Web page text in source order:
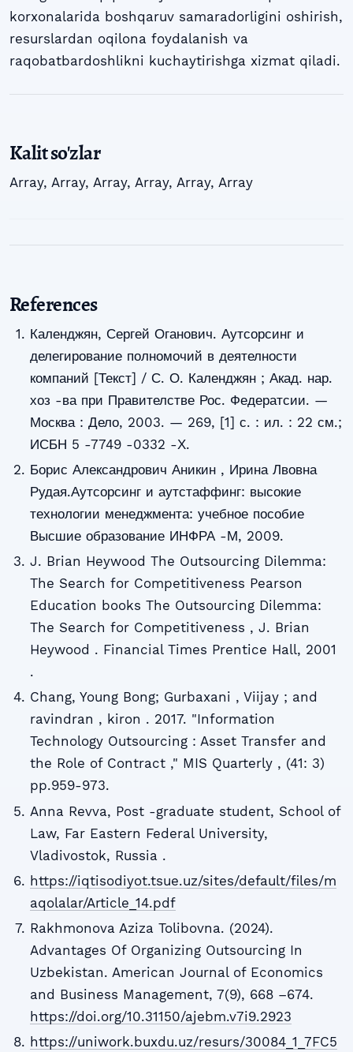
korxonalarida boshqaruv samaradorligini oshirish,
resurslardan oqilona foydalanish va
raqobatbardoshlikni kuchaytirishga xizmat qiladi.
Kalit so'zlar
Array, Array, Array, Array, Array, Array
References
Календжян, Сергей Оганович. Аутсорсинг и
делегирование полномочий в деятелности
компаний [Текст] / С. О. Календжян ; Акад. нар.
хоз -ва при Правителстве Рос. Федератсии. —
Москва : Дело, 2003. — 269, [1] с. : ил. : 22 см.;
ИСБН 5 -7749 -0332 -Х.
Борис Александрович Аникин , Ирина Лвовна
Рудая.Аутсорсинг и аутстаффинг: высокие
технологии менеджмента: учебное пособие
Высшие образование ИНФРА -М, 2009.
J. Brian Heywood The Outsourcing Dilemma:
The Search for Competitiveness Pearson
Education books The Outsourcing Dilemma:
The Search for Competitiveness , J. Brian
Heywood . Financial Times Prentice Hall, 2001
.
Chang, Young Bong; Gurbaxani , Viijay ; and
ravindran , kiron . 2017. "Information
Technology Outsourcing : Asset Transfer and
the Role of Contract ," MIS Quarterly , (41: 3)
pp.959-973.
Anna Revva, Post -graduate student, School of
Law, Far Eastern Federal University,
Vladivostok, Russia .
https://iqtisodiyot.tsue.uz/sites/default/files/m
aqolalar/Article_14.pdf
Rakhmonova Aziza Tolibovna. (2024).
Advantages Of Organizing Outsourcing In
Uzbekistan. American Journal of Economics
and Business Management, 7(9), 668 –674.
https://doi.org/10.31150/ajebm.v7i9.2923
https://uniwork.buxdu.uz/resurs/30084_1_7FC5